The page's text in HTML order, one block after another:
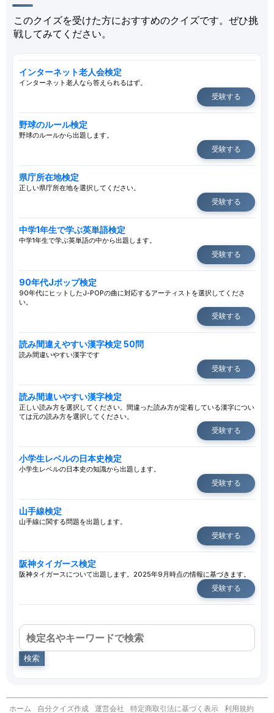
このクイズを受けた方におすすめのクイズです。ぜひ挑
戦してみてください。
インターネット老人会検定
インターネット老人なら答えられるはず。
受験する
野球のルール検定
野球のルールから出題します。
受験する
県庁所在地検定
正しい県庁所在地を選択してください。
受験する
中学1年生で学ぶ英単語検定
中学1年生で学ぶ英単語の中から出題します。
受験する
90年代Jポップ検定
90年代にヒットしたJ-POPの曲に対応するアーティストを選択してくださ
い。
受験する
読み間違えやすい漢字検定 50問
読み間違いやすい漢字です
受験する
読み間違いやすい漢字検定
正しい読み方を選択してください。間違った読み方が定着している漢字につい
ては元の読み方を選択してください。
受験する
小学生レベルの日本史検定
小学生レベルの日本史の知識から出題します。
受験する
山手線検定
山手線に関する問題を出題します。
受験する
阪神タイガース検定
阪神タイガースについて出題します。2025年9月時点の情報に基づきます。
受験する
検索
ホーム 自分クイズ作成 運営会社 特定商取引法に基づく表示 利用規約